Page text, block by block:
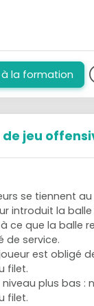
la formation
jeu
se tiennent
introduit la
ce que la balle
de service.
est obligé
filet.
niveau plus bas :
filet.